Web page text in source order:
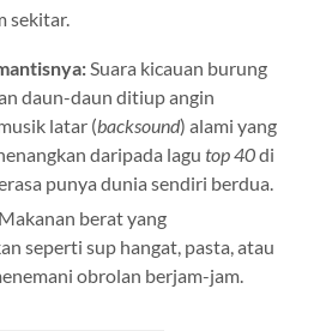
sekitar.
Suara kicauan burung
daun-daun ditiup angin
latar (backsound) alami yang
daripada lagu top 40di
punya dunia sendiri berdua.
berat yang
seperti sup hangat, pasta, atau
obrolan berjam-jam.